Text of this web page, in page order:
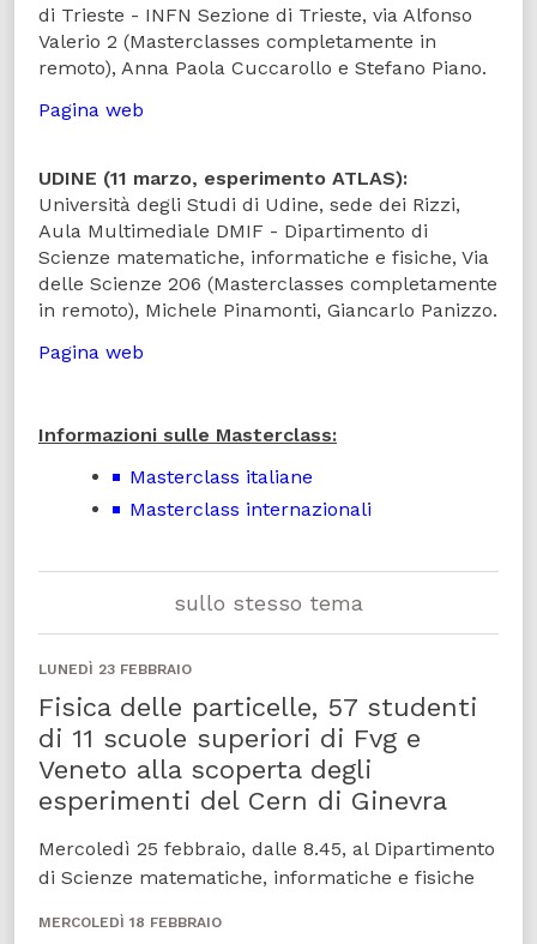
di Trieste - INFN Sezione di Trieste, via Alfonso
Valerio 2 (Masterclasses completamente in
remoto), Anna Paola Cuccarollo e Stefano Piano.
Pagina web
UDINE (11 marzo, esperimento ATLAS):
Università degli Studi di Udine, sede dei Rizzi,
Aula Multimediale DMIF - Dipartimento di
Scienze matematiche, informatiche e fisiche, Via
delle Scienze 206 (Masterclasses completamente
in remoto), Michele Pinamonti, Giancarlo Panizzo.
Pagina web
Informazioni sulle Masterclass:
Masterclass italiane
Masterclass internazionali
sullo stesso tema
LUNEDÌ 23 FEBBRAIO
Fisica delle particelle, 57 studenti
di 11 scuole superiori di Fvg e
Veneto alla scoperta degli
esperimenti del Cern di Ginevra
Mercoledì 25 febbraio, dalle 8.45, al Dipartimento
di Scienze matematiche, informatiche e fisiche
MERCOLEDÌ 18 FEBBRAIO